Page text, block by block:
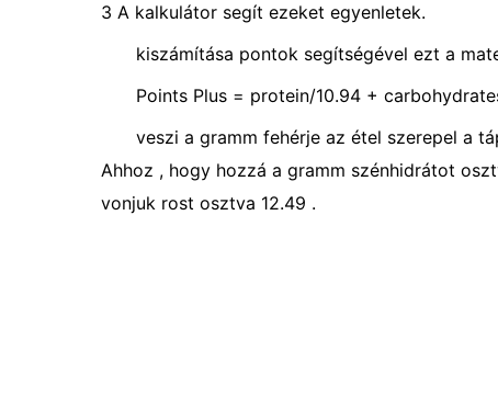
3 A kalkulátor segít ezeket egyenletek.
kiszámítása pontok segítségével ezt a
Points Plus = protein/10.94 +
veszi a gramm fehérje az étel szerepel a
Ahhoz , hogy hozzá a gramm szénhidrátot
vonjuk rost osztva 12.49 .